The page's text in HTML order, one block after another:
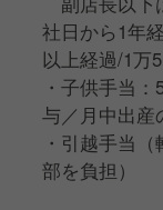
社日から1年
以上経過/1万
・子供手当
与／月中出産
・引越手当
部を負担）